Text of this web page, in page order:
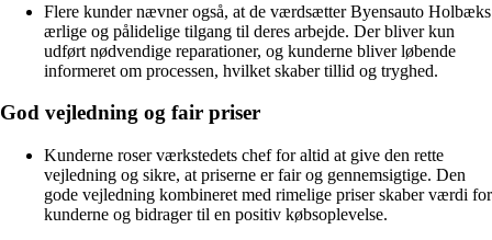
Flere kunder nævner også, at de værdsætter Byensauto Holbæks
ærlige og pålidelige tilgang til deres arbejde. Der bliver kun
udført nødvendige reparationer, og kunderne bliver løbende
informeret om processen, hvilket skaber tillid og tryghed.
God vejledning og fair priser
Kunderne roser værkstedets chef for altid at give den rette
vejledning og sikre, at priserne er fair og gennemsigtige. Den
gode vejledning kombineret med rimelige priser skaber værdi for
kunderne og bidrager til en positiv købsoplevelse.